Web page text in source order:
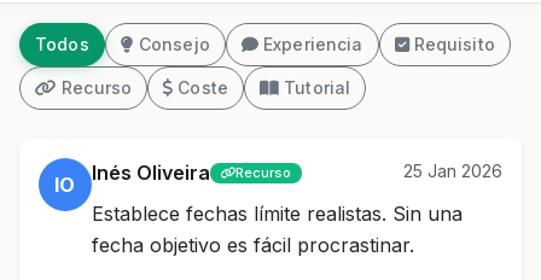
Todos Consejo Experiencia Requisito
Recurso Coste Tutorial
IO Inés Oliveira Recurso 25 Jan 2026
Establece fechas límite realistas. Sin una
fecha objetivo es fácil procrastinar.